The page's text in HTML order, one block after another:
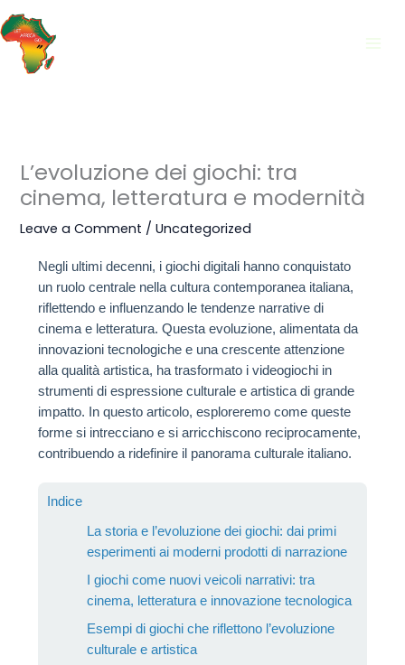
Skip
to
content
L’evoluzione dei giochi: tra
cinema, letteratura e modernità
Leave a Comment /Uncategorized
Negli ultimi decenni, i giochi digitali hanno conquistato
un ruolo centrale nella cultura contemporanea italiana,
riflettendo e influenzando le tendenze narrative di
cinema e letteratura. Questa evoluzione, alimentata da
innovazioni tecnologiche e una crescente attenzione
alla qualità artistica, ha trasformato i videogiochi in
strumenti di espressione culturale e artistica di grande
impatto. In questo articolo, esploreremo come queste
forme si intrecciano e si arricchiscono reciprocamente,
contribuendo a ridefinire il panorama culturale italiano.
Indice
La storia e l’evoluzione dei giochi: dai primi
esperimenti ai moderni prodotti di narrazione
I giochi come nuovi veicoli narrativi: tra
cinema, letteratura e innovazione tecnologica
Esempi di giochi che riflettono l’evoluzione
culturale e artistica